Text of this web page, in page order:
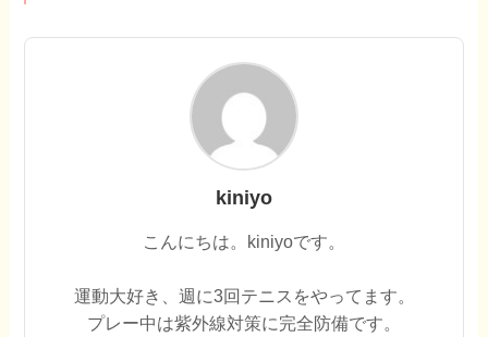
kiniyo
こんにちは。kiniyoです。
運動大好き、週に3回テニスをやってます。
プレー中は紫外線対策に完全防備です。